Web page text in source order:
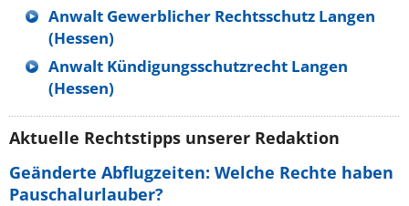
Anwalt Gewerblicher Rechtsschutz Langen
(Hessen)
Anwalt Kündigungsschutzrecht Langen
(Hessen)
Aktuelle Rechtstipps unserer Redaktion
Geänderte Abflugzeiten: Welche Rechte haben
Pauschalurlauber?